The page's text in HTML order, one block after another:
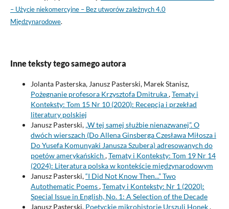
– Użycie niekomercyjne – Bez utworów zależnych 4.0
Międzynarodowe.
Inne teksty tego samego autora
Jolanta Pasterska, Janusz Pasterski, Marek Stanisz,
Pożegnanie profesora Krzysztofa Dmitruka,Tematy i
Konteksty: Tom 15 Nr 10 (2020): Recepcja i przekład
literatury polskiej
Janusz Pasterski, „W tej samej służbie nienazwanej”. O
dwóch wierszach (Do Allena Ginsberga Czesława Miłosza i
Do Yusefa Komunyaki Janusza Szubera) adresowanych do
poetów amerykańskich ,Tematy i Konteksty: Tom 19 Nr 14
(2024): Literatura polska w kontekście międzynarodowym
Janusz Pasterski,“I Did Not Know Then...” Two
Autothematic Poems,Tematy i Konteksty: Nr 1 (2020):
Special Issue in English, No. 1: A Selection of the Decade
Janusz Pasterski, Poetyckie mikrohistorie Urszuli Honek,